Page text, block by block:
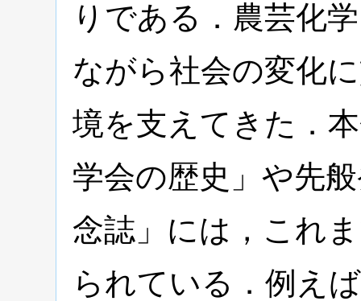
りである．農芸化
ながら社会の変化
境を支えてきた．
学会の歴史」や先
念誌」には，これ
られている．例え